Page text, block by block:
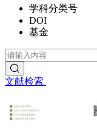
学科分类号
DOI
基金
文献检索